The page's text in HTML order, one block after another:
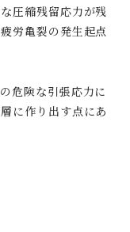
圧縮残留応力が残
労亀裂の発生起点
危険な引張応力に
に作り出す点にあ